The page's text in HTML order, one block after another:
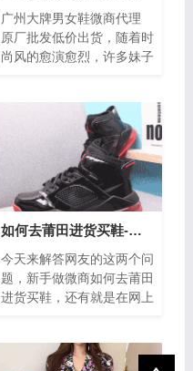
广州大牌男女鞋微商代理
原厂批发低价出货，随着时
尚风的愈演愈烈，许多妹子
如何去莆田进货买鞋-在网上怎么联系莆田运动鞋批发商
今天来解答网友的这两个问
题，新手做微商如何去莆田
进货买鞋，还有就是在网上
找答案了，我...